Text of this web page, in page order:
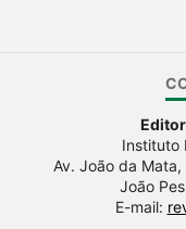
Instituto
Av. João da
João
E-mail: